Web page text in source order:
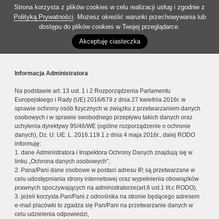
Strona korzysta z plików cookies w celu realizacji usług i zgodnie z
Polityką Prywatności. Możesz określić warunki przechowywania lub
dostępu do plików cookies w Twojej przeglądarce.
Akceptuję ciasteczka
Informacja Administratora
Na podstawie art. 13 ust. 1 i 2 Rozporządzenia Parlamentu
Europejskiego i Rady (UE) 2016/679 z dnia 27 kwietnia 2016r. w
sprawie ochrony osób fizycznych w związku z przetwarzaniem danych
osobowych i w sprawie swobodnego przepływu takich danych oraz
uchylenia dyrektywy 95/46/WE (ogólne rozporządzenie o ochronie
danych), Dz. U. UE. L. 2016.119.1 z dnia 4 maja 2016r., dalej RODO
informuję:
1. dane Administratora i Inspektora Ochrony Danych znajdują się w
linku „Ochrona danych osobowych”,
2. Pana/Pani dane osobowe w postaci adresu IP, są przetwarzane w
celu udostępniania strony internetowej oraz wypełnienia obowiązków
prawnych spoczywających na administratorze(art.6 ust.1 lit.c RODO),
3. jeżeli korzysta Pan/Pani z odnośnika na stronie będącego adresem
e-mail placówki to zgadza się Pan/Pani na przetwarzanie danych w
celu udzielenia odpowiedzi,